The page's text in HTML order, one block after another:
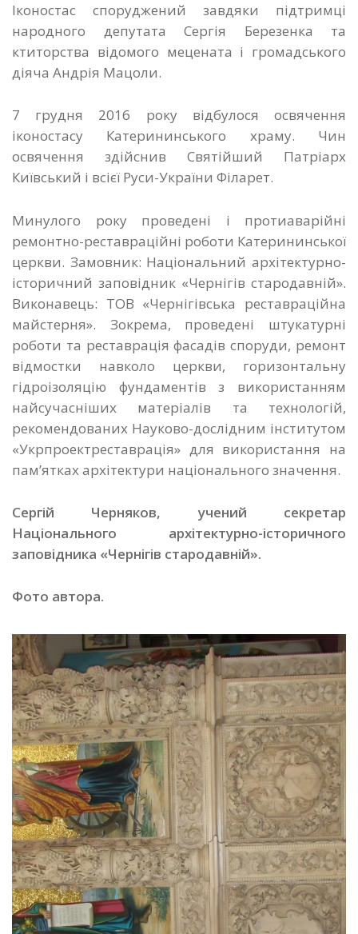
Іконостас споруджений завдяки підтримці
народного депутата Сергія Березенка та
ктиторства відомого мецената і громадського
діяча Андрія Мацоли.
7 грудня 2016 року відбулося освячення
іконостасу Катерининського храму. Чин
освячення здійснив Святійший Патріарх
Київський і всієї Руси-України Філарет.
Минулого року проведені і протиаварійні
ремонтно-реставраційні роботи Катерининської
церкви. Замовник: Національний архітектурно-
історичний заповідник «Чернігів стародавній».
Виконавець: ТОВ «Чернігівська реставраційна
майстерня». Зокрема, проведені штукатурні
роботи та реставрація фасадів споруди, ремонт
відмостки навколо церкви, горизонтальну
гідроізоляцію фундаментів з використанням
найсучасніших матеріалів та технологій,
рекомендованих Науково-дослідним інститутом
«Укрпроектреставрація» для використання на
пам’ятках архітектури національного значення.
Сергій Черняков, учений секретар
Національного архітектурно-історичного
заповідника «Чернігів стародавній».
Фото автора.